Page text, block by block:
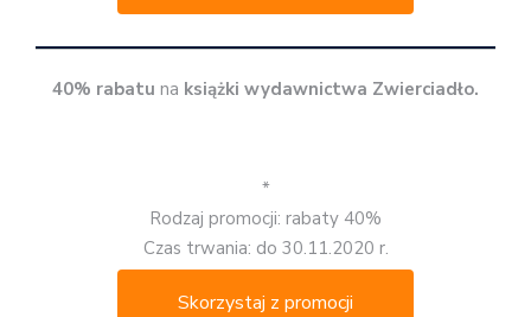
40% rabatu na książki wydawnictwa Zwierciadło.
*
Rodzaj promocji: rabaty 40%
Czas trwania: do 30.11.2020 r.
Skorzystaj z promocji